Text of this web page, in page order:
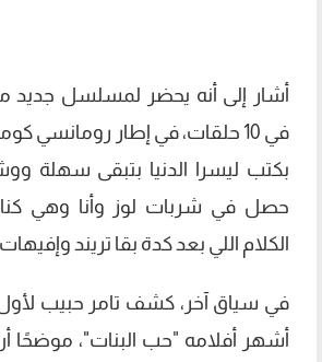
أشار إلى أنه يحضر لمسلسل جديد
في 10 حلقات، في إطار رومانسي
بكتب ليسرا الدنيا بتبقى سهلة
حصل في شربات لوز وأنا وهي
الكلام اللي بعد كدة بقا تريند
في سياق آخر، كشف تامر حبيب
أشهر أفلامه "حب البنات"، موضحًا